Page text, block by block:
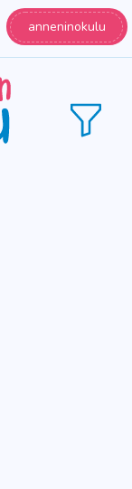
anneninokulu